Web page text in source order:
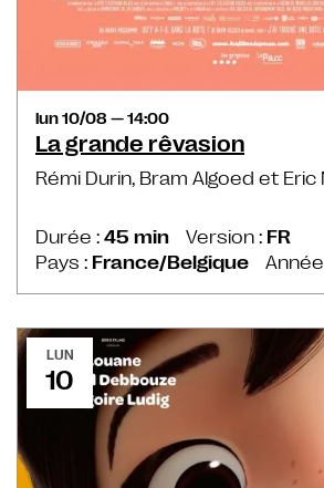
lun 10/08 — 14:00
La grande rêvasion
Rémi Durin, Bram Algoed et
Durée : 45 min Version : FR
Pays : France/Belgique
LUN
10